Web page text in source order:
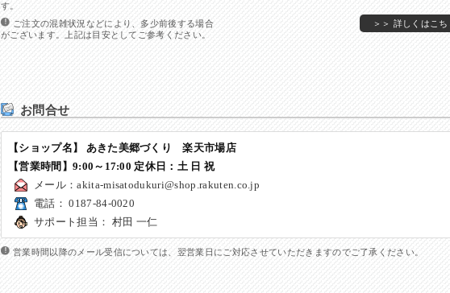
す。
ご注文の混雑状況などにより、多少前後する場合
がございます。上記は目安としてご参考ください。
＞＞ 詳しくはこち
お問合せ
【ショップ名】 あきた美郷づくり 楽天市場店
【営業時間】9:00～17:00 定休日 ：土 日 祝
メール：akita-misatodukuri@shop.rakuten.co.jp
電話： 0187-84-0020
サポート担当： 村田 一仁
営業時間以降のメール受信については、翌営業日にご対応させていただきますのでご了承ください。